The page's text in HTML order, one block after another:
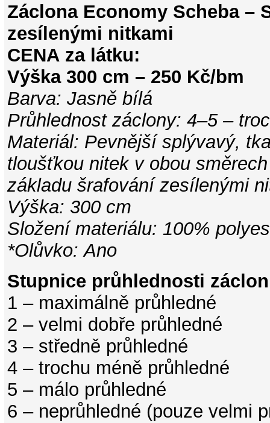
Záclona Economy Scheba –
zesílenými nitkami
CENA za látku:
Výška 300 cm – 250 Kč/bm
Barva: Jasně bílá
Průhlednost záclony: 4–5 –
Materiál: Pevnější splývavý,
tloušťkou nitek v obou
základu šrafování zesílenými
Výška: 300 cm
Složení materiálu: 100%
*Olůvko: Ano
Stupnice průhlednosti
1 – maximálně průhledné
2 – velmi dobře průhledné
3 – středně průhledné
4 – trochu méně průhledné
5 – málo průhledné
6 – neprůhledné (pouze velmi